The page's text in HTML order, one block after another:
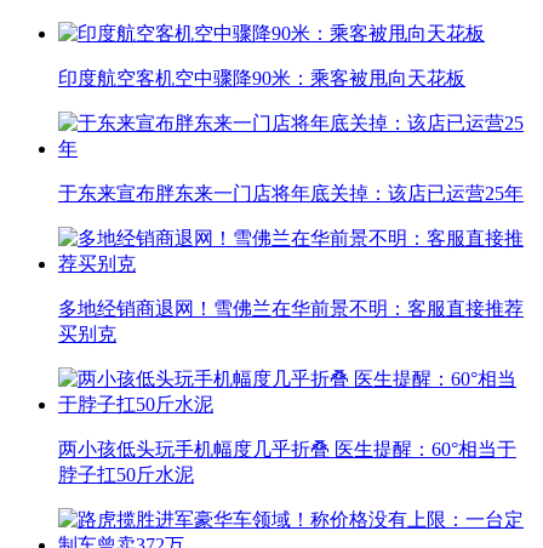
印度航空客机空中骤降90米：乘客被甩向天花板
于东来宣布胖东来一门店将年底关掉：该店已运营25年
多地经销商退网！雪佛兰在华前景不明：客服直接推荐
买别克
两小孩低头玩手机幅度几乎折叠 医生提醒：60°相当于
脖子扛50斤水泥